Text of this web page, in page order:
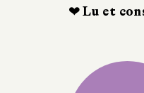
par7 libraire(s)